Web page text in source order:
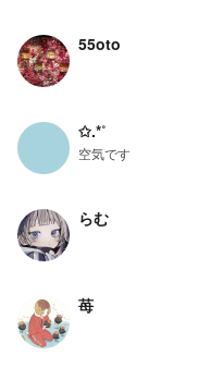
ケミスト ・パンドラ
55oto
✩.*˚
空気です
らむ
苺